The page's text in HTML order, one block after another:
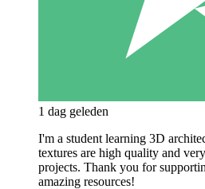
1 dag geleden
I'm a student learning 3D
textures are high quality and
projects. Thank you for
amazing resources!